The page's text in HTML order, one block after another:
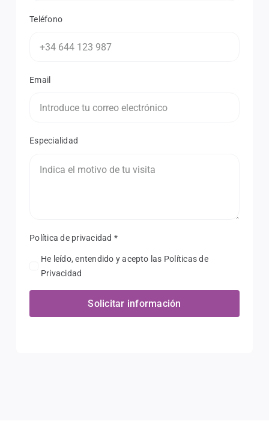
Teléfono
Email
Especialidad
Política de privacidad *
He leído, entendido y acepto las Políticas de
Privacidad
Solicitar información